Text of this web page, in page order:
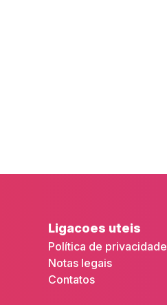
Ligacoes uteis
Política de privacidade
Notas legais
Contatos